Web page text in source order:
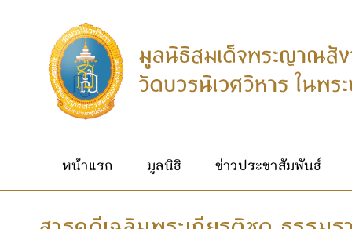
หน้าแรก มูลนิธิ ข่าวประชาสัมพันธ์